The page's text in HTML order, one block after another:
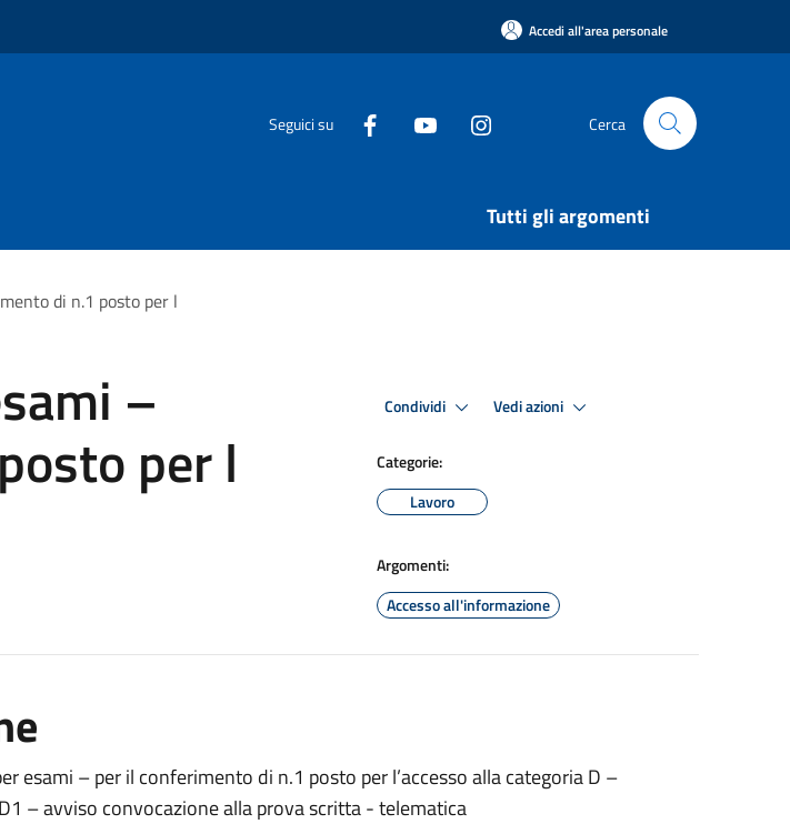
Accedi all'area personale
Seguici su Cerca
Tutti gli argomenti
di n.1 posto per l
–
per l
Condividi Vedi azioni
Categorie:
Lavoro
Argomenti:
Accesso all'informazione
esami – per il conferimento di n.1 posto per l’accesso alla categoria D –
– avviso convocazione alla prova scritta - telematica